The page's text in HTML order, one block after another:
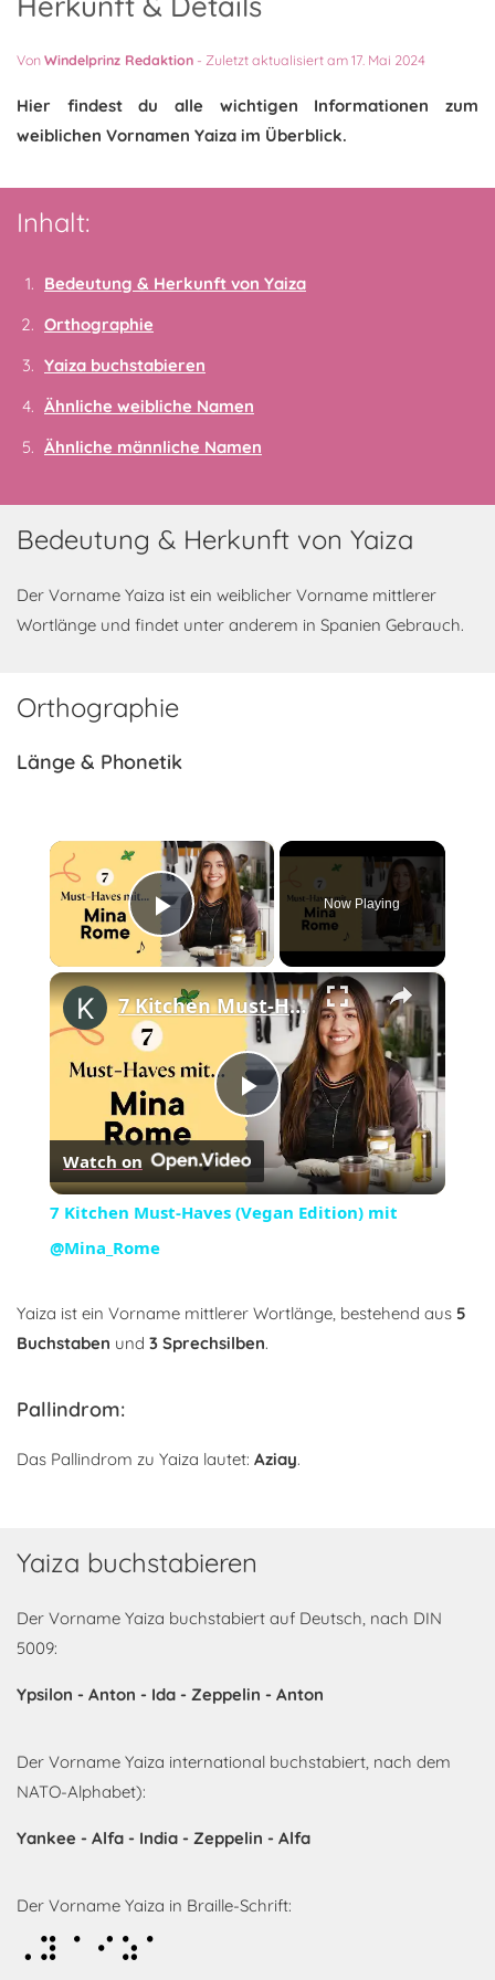
VonWindelprinz Redaktion - Zuletzt aktualisiert am 17. Mai 2024
Hier findest du alle wichtigen Informationen zum
weiblichen Vornamen Yaiza im Überblick.
Inhalt:
Bedeutung & Herkunft von Yaiza
Orthographie
Yaiza buchstabieren
Ähnliche weibliche Namen
Ähnliche männliche Namen
Bedeutung & Herkunft von Yaiza
Der Vorname Yaiza ist ein weiblicher Vorname mittlerer
Wortlänge und findet unter anderem in Spanien Gebrauch.
Orthographie
Länge & Phonetik
×
Play Video
Now Playing
×
Play
Video
7 Kitchen Must-Haves (Vegan Edition) mit @Mina_Rome
Watch on
7 Kitchen Must-Haves (Vegan Edition) mit
@Mina_Rome
Yaiza ist ein Vorname mittlerer Wortlänge, bestehend aus 5
Buchstaben und 3 Sprechsilben.
Pallindrom:
Das Pallindrom zu Yaiza lautet: Aziay.
Yaiza buchstabieren
Der Vorname Yaiza buchstabiert auf Deutsch, nach DIN
5009:
Ypsilon - Anton - Ida - Zeppelin - Anton
Der Vorname Yaiza international buchstabiert, nach dem
NATO-Alphabet):
Yankee - Alfa - India - Zeppelin - Alfa
Der Vorname Yaiza in Braille-Schrift:
Yaiza